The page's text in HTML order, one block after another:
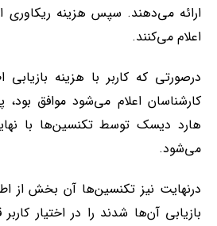
ارائه می‌دهند. سپس هزینه ریکاوری
اعلام می‌کنند.
درصورتی که کاربر با هزینه
کارشناسان اعلام می‌شود موافق بود،
هارد دیسک توسط تکنسین‌ها با
می‌شود.
درنهایت نیز تکنسین‌ها آن بخش از
بازیابی آن‌ها شدند را در اختیار